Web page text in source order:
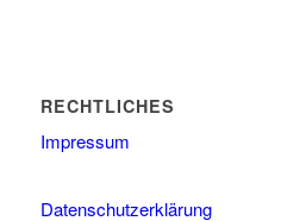
RECHTLICHES
Impressum
Datenschutzerklärung